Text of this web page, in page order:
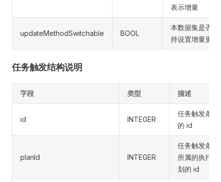
表示增量
updateMethodSwitchable BOOL
本数据集是否支
持设置增量更新
任务触发结构说明
字段 类型 描述
id INTEGER
任务触发条目
的 id
planId INTEGER
任务触发条目
所属的执行计
划的 id